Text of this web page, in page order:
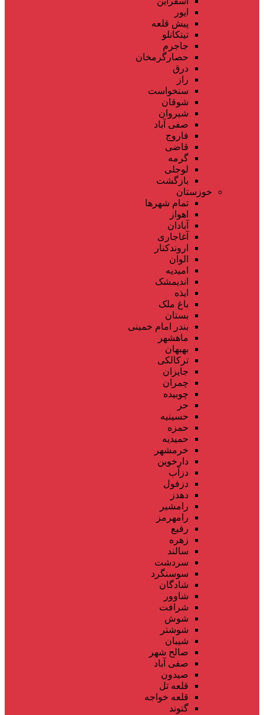
ایور
پیش قلعه
تیتکانلو
جاجرم
حصارگرمخان
درق
راز
سنخواست
شوقان
شیروان
صفی آباد
فاروج
قاضی
گرمه
لوجلی
بازگشت
خوزستان
تمام شهر‌ها
اهواز
آبادان
آغاجاری
اروندکنار
الوان
امیدیه
اندیمشک
ایذه
باغ ملک
بستان
بندر امام خمینی
ماهشهر
بهبهان
ترکالکی
جایزان
چمران
چوبیده
حر
حسینیه
حمزه
حمیدیه
خرمشهر
دارخوین
دزآب
دزفول
دهدز
رامشیر
رامهرمز
رفیع
زهره
سالند
سردشت
سوسنگرد
شادگان
شاوور
شرافت
شوش
شوشتر
شیبان
صالح شهر
صفی آباد
صیدون
قلعه تل
قلعه خواجه
گتوند